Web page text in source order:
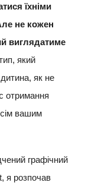
їхніми
не кожен
виглядатиме
який
як не
отримання
вашим
графічний
я розпочав